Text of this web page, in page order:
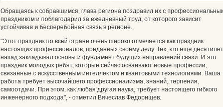
Обращаясь к собравшимся, глава региона поздравил их с
праздником и поблагодарил за ежедневный труд, от которого зависит
устойчивая и бесперебойная связь в регионе.
"Этот праздник по всей стране очень широко отмечается как праздник
настоящих профессионалов, преданных своему делу. Тех, кто еще
назад закладывал основы и фундамент будущих направлений связи. И это
праздник молодых ребят, которые сейчас осваивают новые профессии,
связанные с искусственным интеллектом и квантовыми технологиями. Ваша
работа требует высочайшего профессионализма, знаний, терпения,
самоотдачи. При этом, как любая другая наука, требует настоящего гибкого
инженерного подхода", - отметил Вячеслав Федорищев.